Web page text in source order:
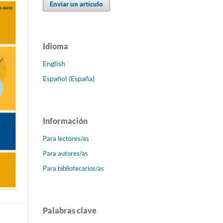
Enviar un artículo
Idioma
English
Español (España)
Información
Para lectores/as
Para autores/as
Para bibliotecarios/as
Palabras clave